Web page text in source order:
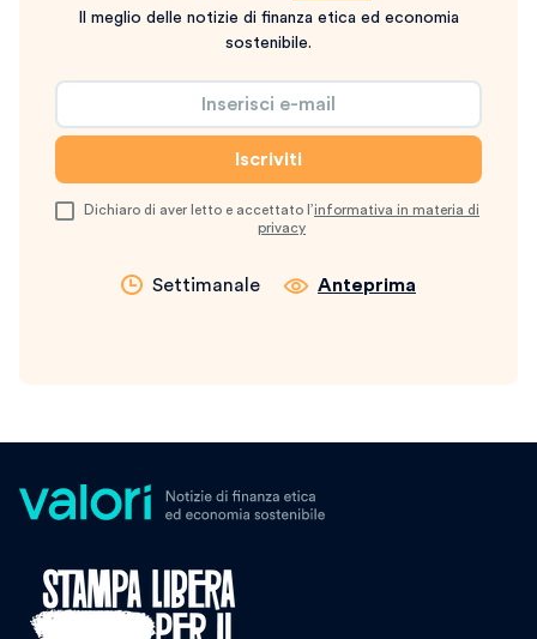
Il meglio delle notizie di finanza etica ed economia
sostenibile.
Dichiaro di aver letto e accettato l’informativa in materia di
privacy
Settimanale Anteprima